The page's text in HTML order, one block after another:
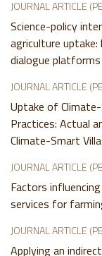
JOURNAL ARTICLE
Science-policy
agriculture
dialogue
JOURNAL ARTICLE
Uptake of
Practices: Actual
Climate-Smart
JOURNAL ARTICLE
Factors
services for
JOURNAL ARTICLE
Applying an